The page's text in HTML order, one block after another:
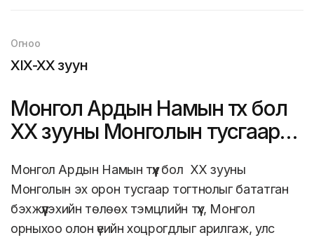
Огноо
XIX-XX зуун
Монгол Ардын Намын түүх бол
ХХ зууны Монголын тусгаар
Монгол Ардын Намын түүх бол ХХ зууны
Монголын эх орон тусгаар тогтнолыг бататган
бэхжүүлэхийн төлөөх тэмцлийн түүх, Монгол
орныхоо олон үеийн хоцрогдлыг арилгаж, улс